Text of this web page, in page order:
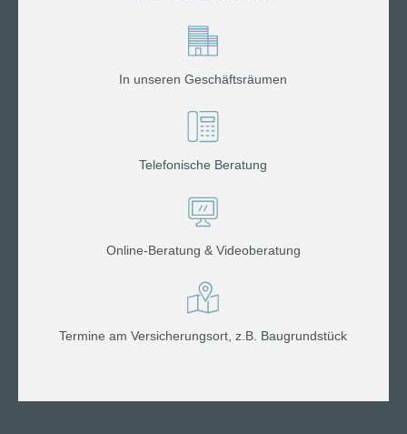
In unseren Geschäftsräumen
Telefonische Beratung
Online-Beratung & Videoberatung
Termine am Versicherungsort, z.B. Baugrundstück